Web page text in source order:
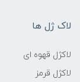
لاک ژل ها
لاکژل قهوه ای
لاکژل قرمز